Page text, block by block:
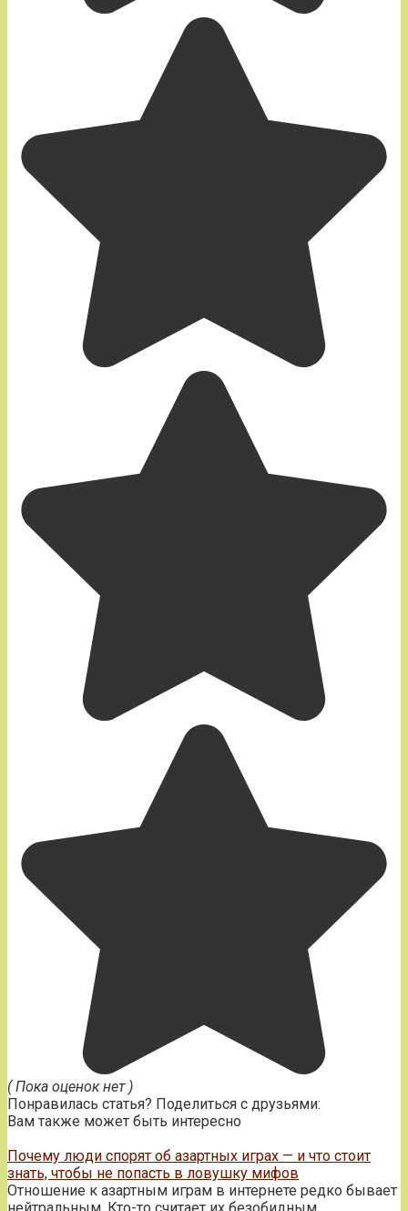
( Пока оценок нет )
Понравилась статья? Поделиться с друзьями:
Вам также может быть интересно
Почему люди спорят об азартных играх — и что стоит
знать, чтобы не попасть в ловушку мифов
Отношение к азартным играм в интернете редко бывает
нейтральным. Кто-то считает их безобидным